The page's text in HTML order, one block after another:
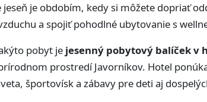
je obdobím, kedy si môžete dopriať
a spojiť pohodlné ubytovanie s
pobyt je jesenný pobytový balíček v
prostredí Javorníkov. Hotel
športovísk a zábavy pre deti aj